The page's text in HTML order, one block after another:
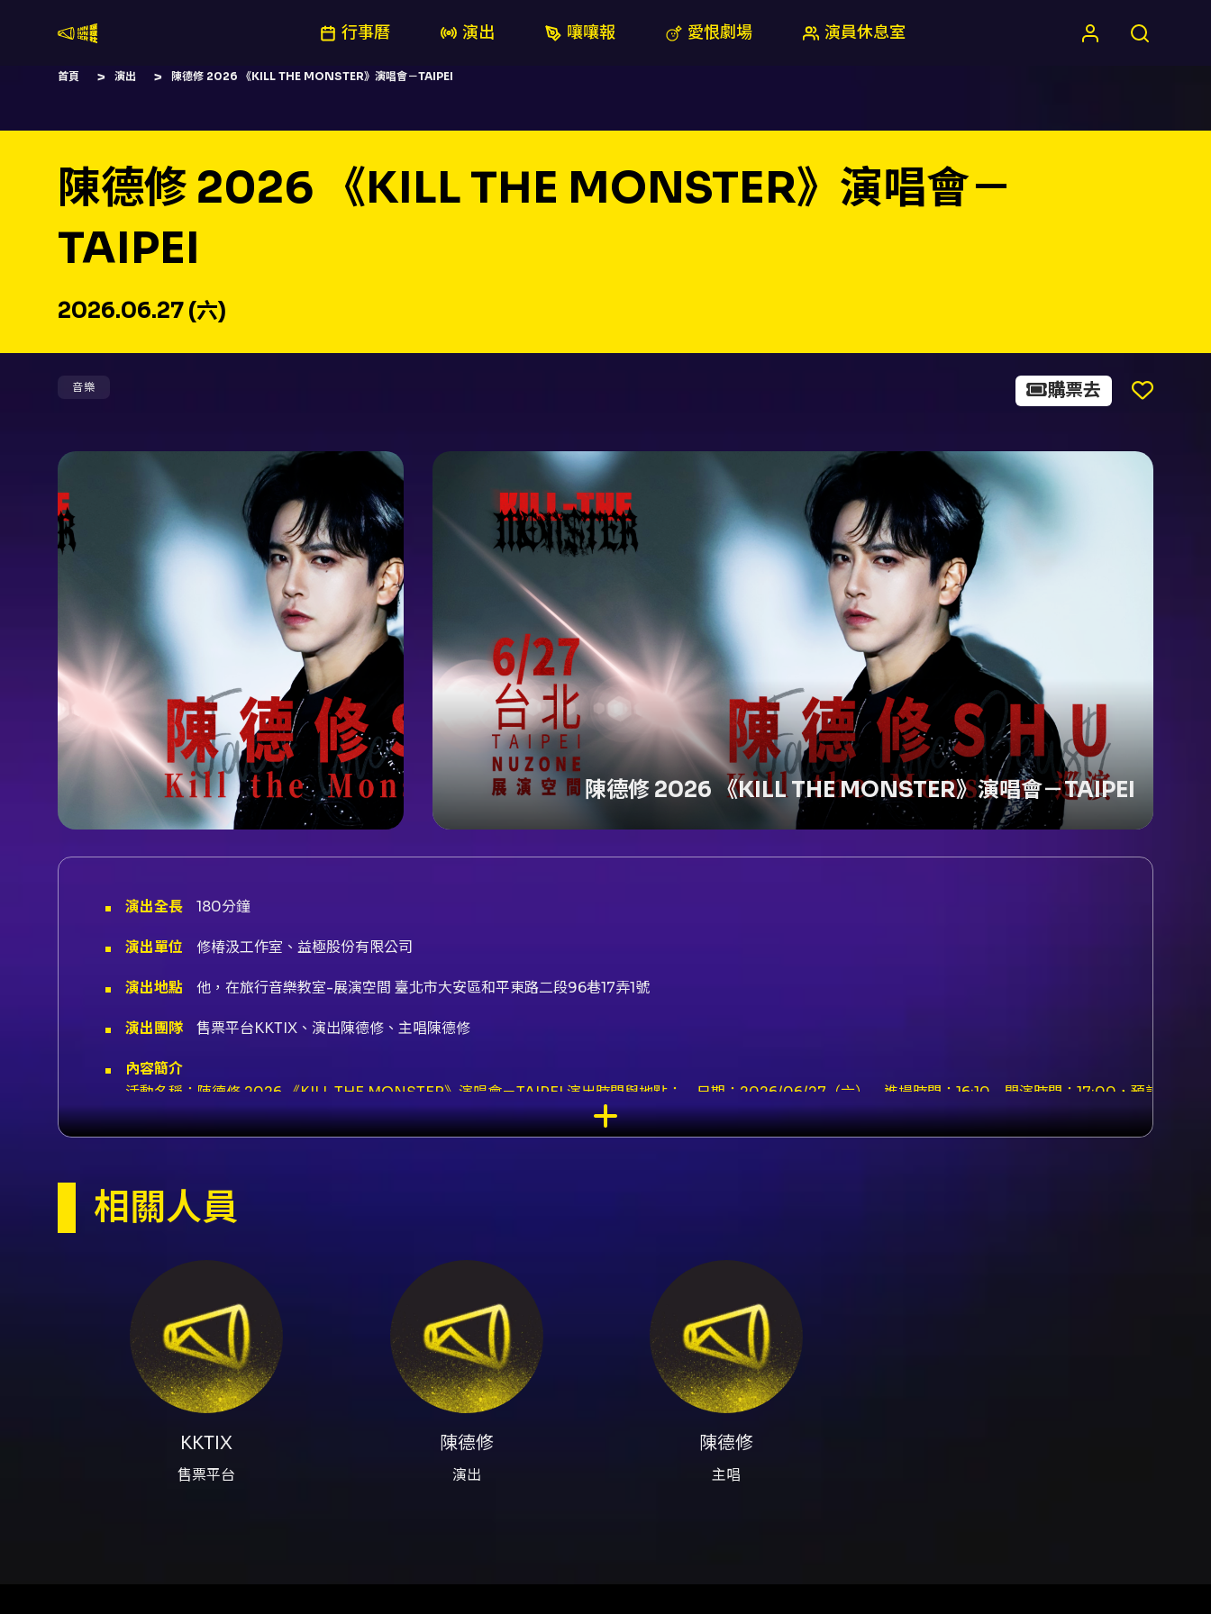
行事曆 演出 嚷嚷報 愛恨劇場 演員休息室
首頁 演出 陳德修 2026 《KILL THE MONSTER》演唱會－TAIPEI
陳德修 2026 《KILL THE MONSTER》演唱會－
TAIPEI
2026.06.27 (六)
音樂 購票去
陳德修 2026 《KILL THE MONSTER》演唱會－TAIPEI
演出全長 180分鐘
演出單位 修椿汲工作室、益極股份有限公司
演出地點 他，在旅行音樂教室-展演空間 臺北市大安區和平東路二段96巷17弄1號
演出團隊 售票平台KKTIX、演出陳德修、主唱陳德修
內容簡介
活動名稱：陳德修 2026 《KILL THE MONSTER》演唱會－TAIPEI 演出時間與地點： - 日期：2026/06/27（六） - 進場時間：16:10 - 開演時間：17:00，預計
https://nuzone.kktix.cc/events/shumetheny0627.ics - Google 日曆範本：https://www.google.com/calendar/event?
注意事項
補），不保證入場後之前後位置。 - 場內請勿攜帶外食、飲料，攜帶者可於場館外食用完畢或丟棄。 - 禁止攜帶任何種類之金屬、玻璃、寶特瓶
容器、雷射筆、煙火或其他危險物品。 - 購票前請詳閱 KKTIX 退換票規定與主辦公告：本活動採文化部定型化契約所述之方案二（購買票券後3
式非供自用之加價轉售有違法風險。 - 票券視同有價證券，遺失、毀損、燒毀或無法辨識等情形概不補發；如遇票券毀損/遺失，主辦依相關規
定提供入場機制，詳洽 KKTIX 客服。 - 各表演場館有其入場規定，遲到觀眾需遵守館方管制。購票即視為同意以上注意事項。
相關人員
KKTIX
售票平台
陳德修
演出
陳德修
主唱